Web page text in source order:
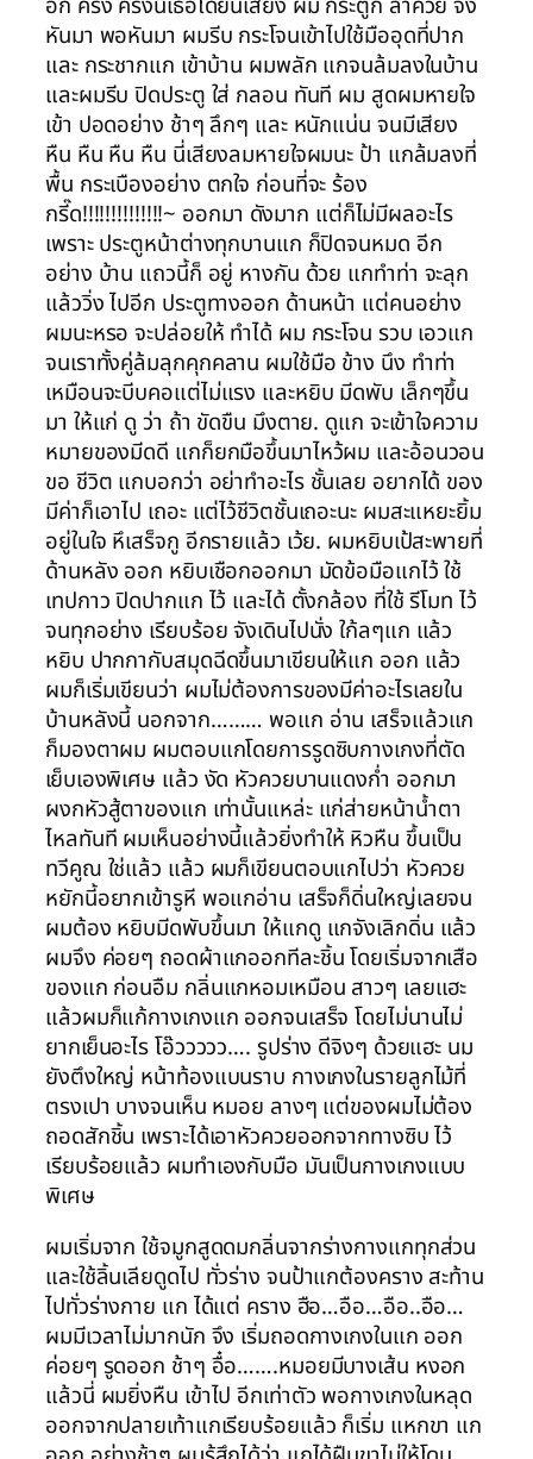
หันมา พอหันมา ผมรีบ กระโจนเข้าไปใช้มืออุดที่ปาก
และ กระชากแก เข้าบ้าน ผมพลัก แกจนล้มลงในบ้าน
และผมรีบ ปิดประตู ใส่ กลอน ทันที ผม สูดผมหายใจ
เข้า ปอดอย่าง ช้าๆ ลึกๆ และ หนักแน่น จนมีเสียง
หืน หืน หืน หืน นี่เสียงลมหายใจผมนะ ป้า แกล้มลงที่
พื้น กระเบืองอย่าง ตกใจ ก่อนที่จะ ร้อง
กรี๊ด!!!!!!!!!!!!!!~ ออกมา ดังมาก แต่ก็ไม่มีผลอะไร
เพราะ ประตูหน้าต่างทุกบานแก ก็ปิดจนหมด อีก
อย่าง บ้าน แถวนี้ก็ อยู่ หางกัน ด้วย แกทำท่า จะลุก
แล้ววิ่ง ไปอีก ประตูทางออก ด้านหน้า แต่คนอย่าง
ผมนะหรอ จะปล่อยให้ ทำได้ ผม กระโจน รวบ เอวแก
จนเราทั้งคู่ล้มลุกคุกคลาน ผมใช้มือ ข้าง นึง ทำท่า
เหมือนจะบีบคอแต่ไม่แรง และหยิบ มีดพับ เล็กๆขึ้น
มา ให้แก่ ดู ว่า ถ้า ขัดขืน มึงตาย. ดูแก จะเข้าใจความ
หมายของมีดดี แกก็ยกมือขึ้นมาไหว้ผม และอ้อนวอน
ขอ ชีวิต แกบอกว่า อย่าทำอะไร ชั้นเลย อยากได้ ของ
มีค่าก็เอาไป เถอะ แต่ไว้ชีวิตชั้นเถอะนะ ผมสะแหยะยิ้ม
อยู่ในใจ หึเสร็จกู อีกรายแล้ว เว้ย. ผมหยิบเป้สะพายที่
ด้านหลัง ออก หยิบเชือกออกมา มัดข้อมือแกไว้ ใช้
เทปกาว ปิดปากแก ไว้ และได้ ตั้งกล้อง ที่ใช้ รีโมท ไว้
จนทุกอย่าง เรียบร้อย จังเดินไปนั่ง ใก้ลๆแก แล้ว
หยิบ ปากกากับสมุดฉีดขึ้นมาเขียนให้แก ออก แล้ว
ผมก็เริ่มเขียนว่า ผมไม่ต้องการของมีค่าอะไรเลยใน
บ้านหลังนี้ นอกจาก……… พอแก อ่าน เสร็จแล้วแก
ก็มองตาผม ผมตอบแกโดยการรูดซิบกางเกงที่ตัด
เย็บเองพิเศษ แล้ว งัด หัวควยบานแดงก่ำ ออกมา
ผงกหัวสู้ตาของแก เท่านั้นแหล่ะ แก่ส่ายหน้าน้ำตา
ไหลทันที ผมเห็นอย่างนี้แล้วยิ่งทำให้ หิวหืน ขึ้นเป็น
ทวีคูณ ใช่แล้ว แล้ว ผมก็เขียนตอบแกไปว่า หัวควย
หยักนี้อยากเข้ารูหี พอแกอ่าน เสร็จก็ดิ่นใหญ่เลยจน
ผมต้อง หยิบมีดพับขึ้นมา ให้แกดู แกจังเลิกดิ่น แล้ว
ผมจึง ค่อยๆ ถอดผ้าแกออกทีละชิ้น โดยเริ่มจากเสือ
ของแก ก่อนอืม กลิ่นแกหอมเหมือน สาวๆ เลยแฮะ
แล้วผมก็แก้กางเกงแก ออกจนเสร็จ โดยไม่นานไม่
ยากเย็นอะไร โอ๊ววววว…. รูปร่าง ดีจิงๆ ด้วยแฮะ นม
ยังตึงใหญ่ หน้าท้องแบนราบ กางเกงในรายลูกไม้ที่
ตรงเปา บางจนเห็น หมอย ลางๆ แต่ของผมไม่ต้อง
ถอดสักชิ้น เพราะได้เอาหัวควยออกจากทางซิบ ไว้
เรียบร้อยแล้ว ผมทำเองกับมือ มันเป็นกางเกงแบบ
พิเศษ
ผมเริ่มจาก ใช้จมูกสูดดมกลิ่นจากร่างกางแกทุกส่วน
และใช้ลิ้นเลียดูดไป ทั่วร่าง จนป้าแกต้องคราง สะท้าน
ไปทั่วร่างกาย แก ได้แต่ คราง ฮือ…อือ…อือ..อือ…
ผมมีเวลาไม่มากนัก จึง เริ่มถอดกางเกงในแก ออก
ค่อยๆ รูดออก ช้าๆ อื๋อ…….หมอยมีบางเส้น หงอก
แล้วนี่ ผมยิ่งหืน เข้าไป อีกเท่าตัว พอกางเกงในหลุด
ออกจากปลายเท้าแกเรียบร้อยแล้ว ก็เริ่ม แหกขา แก